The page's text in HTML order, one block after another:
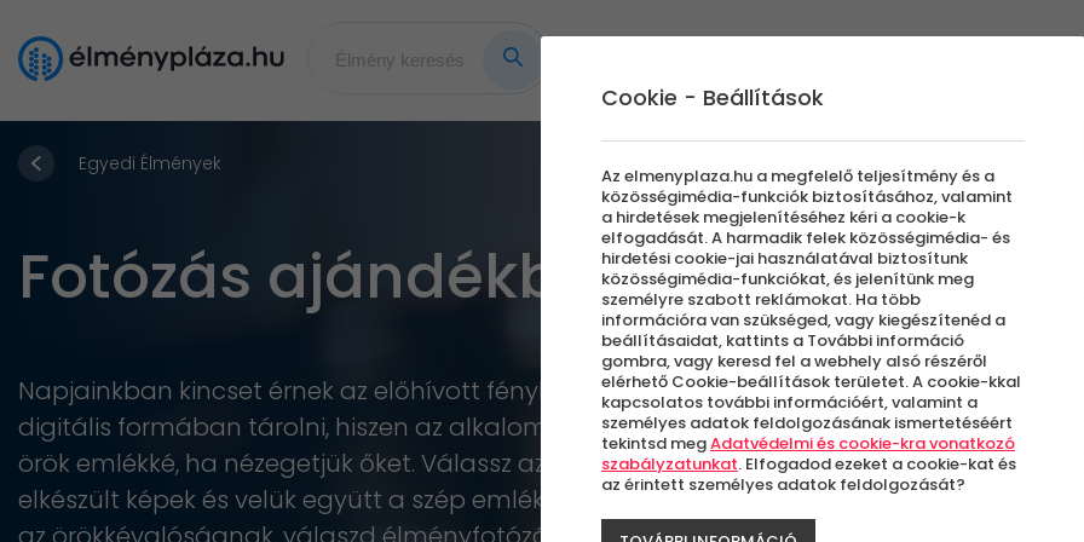
Egyedi Élmények
Fotózás ajándékba akár teljes
Napjainkban kincset érnek az előhívott fényképek. Egy profi fotózás képeit vétek lenne
digitális formában tárolni, hiszen az alkalom hangulata és a megörökített események
örök emlékké, ha nézegetjük őket. Válassz az ÉlményPláza izgalmas fotózás kuponjai
elkészült képek és velük együtt a szép emlékek kikerülhessenek a falra. Őrizd meg a
Cookie - Beállítások
Az elmenyplaza.hu a megfelelő teljesítmény és a
közösségimédia-funkciók biztosításához, valamint
a hirdetések megjelenítéséhez kéri a cookie-k
elfogadását. A harmadik felek közösségimédia- és
hirdetési cookie-jai használatával biztosítunk
közösségimédia-funkciókat, és jelenítünk meg
személyre szabott reklámokat. Ha több
információra van szükséged, vagy kiegészítenéd a
beállításaidat, kattints a További információ
gombra, vagy keresd fel a webhely alsó részéről
elérhető Cookie-beállítások területet. A cookie-kkal
kapcsolatos további információért, valamint a
személyes adatok feldolgozásának ismertetéséért
tekintsd megAdatvédelmi és cookie-kra vonatkozó
szabályzatunkat. Elfogadod ezeket a cookie-kat és
az érintett személyes adatok feldolgozását?